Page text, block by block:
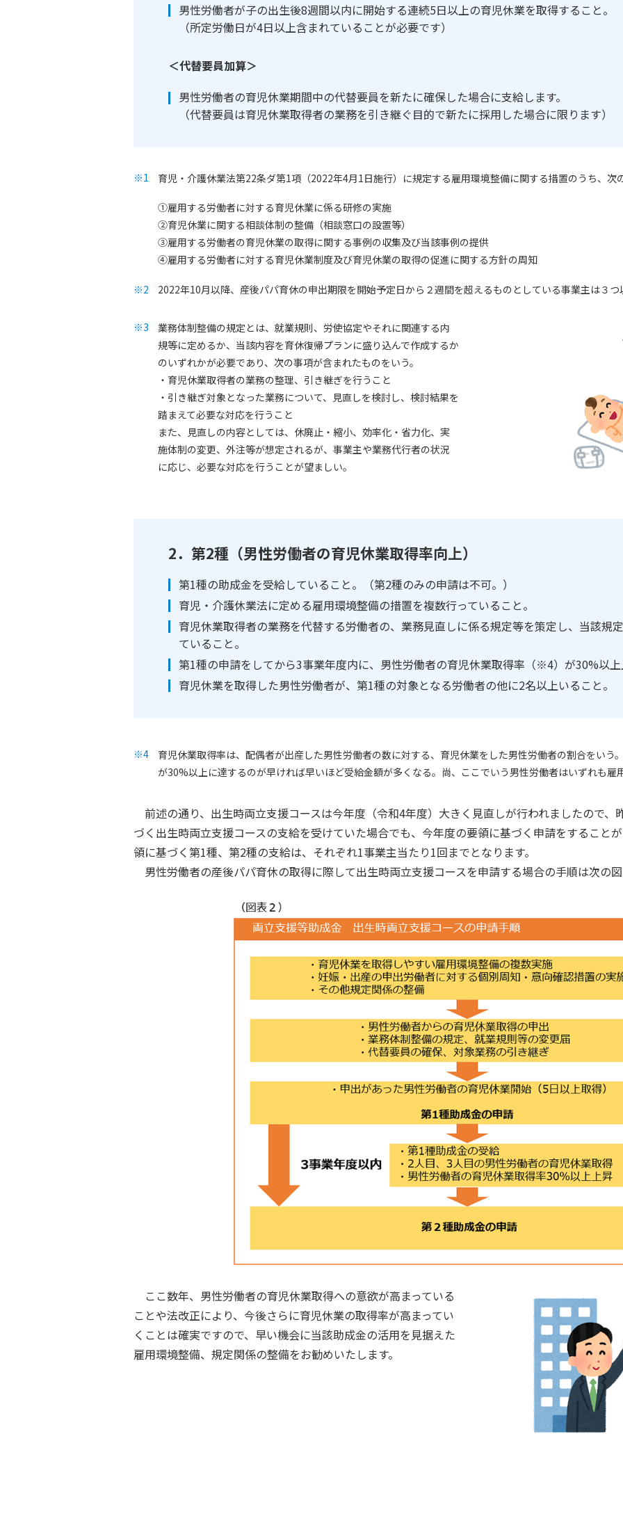
男性労働者が子の出生後8週間以内に開始する連続5日以上の育児休業を取得すること。
（所定労働日が4日以上含まれていることが必要です）
＜代替要員加算＞
男性労働者の育児休業期間中の代替要員を新たに確保した場合に支給します。
（代替要員は育児休業取得者の業務を引き継ぐ目的で新たに採用した場合に限ります）
育児・介護休業法第22条ダ第1項（2022年4月1日施行）に規定する雇用環境整備に関する措置のうち、次
①雇用する労働者に対する育児休業に係る研修の実施
②育児休業に関する相談体制の整備（相談窓口の設置等）
③雇用する労働者の育児休業の取得に関する事例の収集及び当該事例の提供
④雇用する労働者に対する育児休業制度及び育児休業の取得の促進に関する方針の周知
2022年10月以降、産後パパ育休の申出期限を開始予定日から２週間を超えるものとしている事業主は３
業務体制整備の規定とは、就業規則、労使協定やそれに関連する内
規等に定めるか、当該内容を育休復帰プランに盛り込んで作成するか
のいずれかが必要であり、次の事項が含まれたものをいう。
・育児休業取得者の業務の整理、引き継ぎを行うこと
・引き継ぎ対象となった業務について、見直しを検討し、検討結果を
踏まえて必要な対応を行うこと
また、見直しの内容としては、休廃止・縮小、効率化・省力化、実
施体制の変更、外注等が想定されるが、事業主や業務代行者の状況
に応じ、必要な対応を行うことが望ましい。
2．第2種（男性労働者の育児休業取得率向上）
第1種の助成金を受給していること。（第2種のみの申請は不可。）
育児・介護休業法に定める雇用環境整備の措置を複数行っていること。
育児休業取得者の業務を代替する労働者の、業務見直しに係る規定等を策定し、当該規
ていること。
第1種の申請をしてから3事業年度内に、男性労働者の育児休業取得率（※4）が30%以上
育児休業を取得した男性労働者が、第1種の対象となる労働者の他に2名以上いること。
育児休業取得率は、配偶者が出産した男性労働者の数に対する、育児休業をした男性労働者の割合をいう
が30%以上に達するのが早ければ早いほど受給金額が多くなる。尚、ここでいう男性労働者はいずれも雇
前述の通り、出生時両立支援コースは今年度（令和4年度）大きく見直しが行われましたので、
づく出生時両立支援コースの支給を受けていた場合でも、今年度の要領に基づく申請をすること
領に基づく第1種、第2種の支給は、それぞれ1事業主当たり1回までとなります。
男性労働者の産後パパ育休の取得に際して出生時両立支援コースを申請する場合の手順は次の
ここ数年、男性労働者の育児休業取得への意欲が高まっている
ことや法改正により、今後さらに育児休業の取得率が高まってい
くことは確実ですので、早い機会に当該助成金の活用を見据えた
雇用環境整備、規定関係の整備をお勧めいたします。